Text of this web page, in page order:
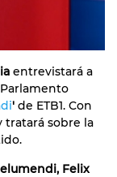
entrevistará a
' de ETB1. Con
tratará sobre la
Felix